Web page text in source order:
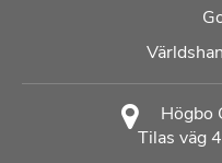
Högbo
Tilas väg